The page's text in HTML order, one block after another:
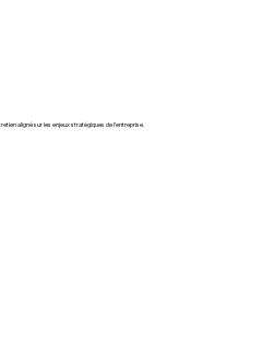
aligné sur les enjeux stratégiques de l’entreprise.